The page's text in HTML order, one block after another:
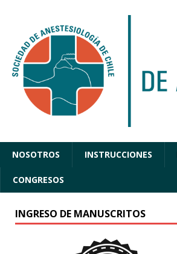
NOSOTROS INSTRUCCIONES
CONGRESOS
INGRESO DE MANUSCRITOS